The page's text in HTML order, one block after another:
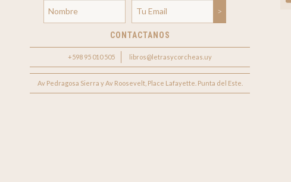
CONTACTANOS
+598 95 010 505 libros@letrasycorcheas.uy
Av Pedragosa Sierra y Av Roosevelt, Place Lafayette. Punta del Este.